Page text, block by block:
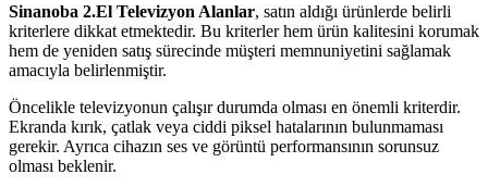
Sinanoba 2.El Televizyon Alanlar, satın aldığı ürünlerde belirli
kriterlere dikkat etmektedir. Bu kriterler hem ürün kalitesini korumak
hem de yeniden satış sürecinde müşteri memnuniyetini sağlamak
amacıyla belirlenmiştir.
Öncelikle televizyonun çalışır durumda olması en önemli kriterdir.
Ekranda kırık, çatlak veya ciddi piksel hatalarının bulunmaması
gerekir. Ayrıca cihazın ses ve görüntü performansının sorunsuz
olması beklenir.